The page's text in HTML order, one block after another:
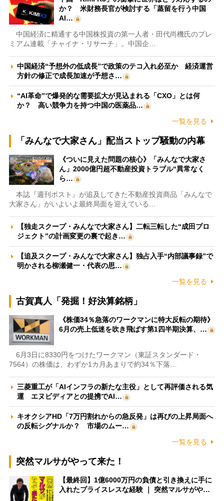
か？ 米財務長官が検討する「蒸留を行う中国
AI…
中国経済に精通する中国株投資の第一人者・田代尚機氏のプレ
ミアム連載「チャイナ・リサーチ」。中国企…
中国経済“予想外の低成長”で政策のテコ入れ必至か 経済運営
方針の修正で成長加速が予想さ…
“AI革命”で爆発的な需要拡大が見込まれる「CXO」とは何
か？ 高い競争力を持つ中国の医薬品…
一覧を見る
「みんなで大家さん」配当ストップ騒動の内幕
《ついに見えた問題の核心》「みんなで大家さ
ん」2000億円超不動産投資トラブル“異常なく
ら…
本誌『週刊ポスト』が追及してきた不動産投資商品「みんなで
大家さん」がいよいよ最終局面を迎えている…
【独走スクープ・みんなで大家さん】二転三転した“成田プロ
ジェクト”の計画変更の裏で起き…
【追及スクープ・みんなで大家さん】独占入手“内部議事録”で
明かされる柳瀬健一・代表の思…
一覧を見る
古賀真人「発掘！好決算銘柄」
《株価34％急落のワークマンに特大反転の期待》
6月の売上低迷を吹き飛ばす第1四半期決算、…
6月3日に8330円をつけたワークマン（東証スタンダード・
7564）の株価は、わずか1カ月あまりで約34％下落…
三菱重工が「AIインフラの新たな主役」として再評価される気
運 エヌビディアとの提携でAI…
キオクシアHD「7万円割れからの急反発」は再びの上昇局面へ
の反転シグナルか？ 市場のムー…
一覧を見る
突然マルサがやって来た！
【最終回】1億6000万円の負債と引き換えに手に
入れたプライスレスな経験 ｜ 突然マルサがや…